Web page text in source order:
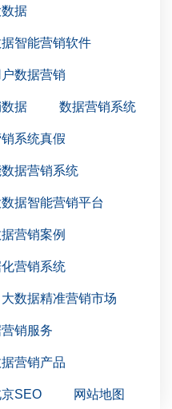
据
智能营销软件
户数据营销
据 数据营销系统
系统真假
据营销系统
据智能营销平台
营销案例
营销系统
大数据精准营销市场
销服务
营销产品
SEO 网站地图